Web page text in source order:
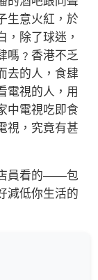
生意火紅，於
，除了球迷，
嗎﹖香港不乏
去的人，食肆
電視的人，用
中電視吃即食
視，究竟有甚
員看的——包
減低你生活的